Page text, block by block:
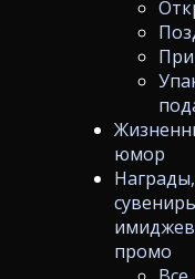
юмор
Награды,
промо